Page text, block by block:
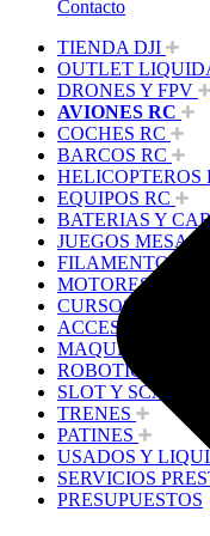
Contacto
TIENDA DJI
OUTLET
DRONES Y FPV
AVIONES RC
COCHES RC
BARCOS RC
HELICOPTEROS
EQUIPOS RC
BATERIAS Y
JUEGOS MESA,
FILAMENTO
MOTORES Y
CURSOS Y
ACCESORIOS,
MAQUETAS
ROBOTICA Y
SLOT Y
TRENES
PATINES
USADOS Y
SERVICIOS
PRESUPUESTOS